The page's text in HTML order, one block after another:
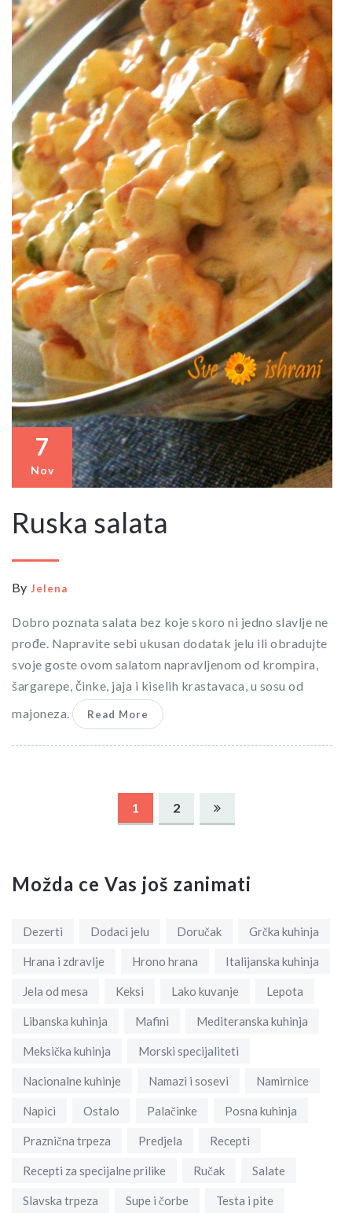
7
Nov
Ruska salata
By Jelena
Dobro poznata salata bez koje skoro ni jedno slavlje ne
prođe. Napravite sebi ukusan dodatak jelu ili obradujte
svoje goste ovom salatom napravljenom od krompira,
šargarepe, činke, jaja i kiselih krastavaca, u sosu od
majoneza.
Read More
Posts
navigation
1 2
Možda ce Vas još zanimati
Dezerti Dodaci jelu Doručak Grčka kuhinja
Hrana i zdravlje Hrono hrana Italijanska kuhinja
Jela od mesa Keksi Lako kuvanje Lepota
Libanska kuhinja Mafini Mediteranska kuhinja
Meksička kuhinja Morski specijaliteti
Nacionalne kuhinje Namazi i sosevi Namirnice
Napici Ostalo Palačinke Posna kuhinja
Praznična trpeza Predjela Recepti
Recepti za specijalne prilike Ručak Salate
Slavska trpeza Supe i čorbe Testa i pite